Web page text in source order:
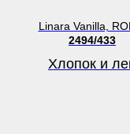
Linara Vanilla,
2494/433
Хлопок и